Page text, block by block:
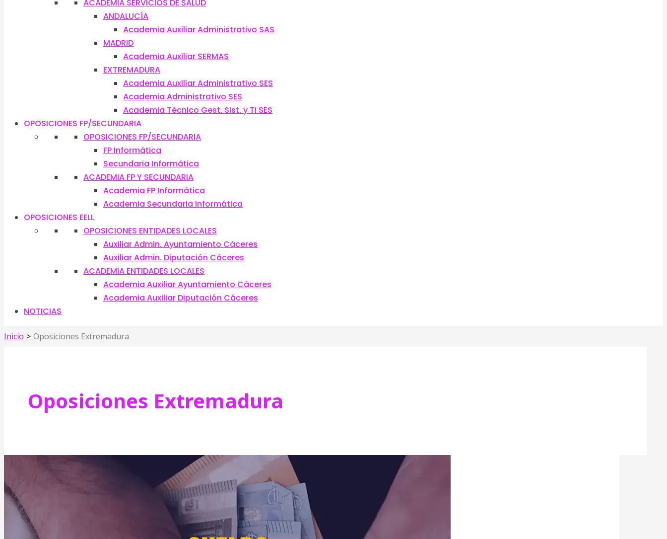
ACADEMIA SERVICIOS DE SALUD
ANDALUCÍA
Academia Auxiliar Administrativo SAS
MADRID
Academia Auxiliar SERMAS
EXTREMADURA
Academia Auxiliar Administrativo SES
Academia Administrativo SES
Academia Técnico Gest. Sist. y TI SES
OPOSICIONES FP/SECUNDARIA
OPOSICIONES FP/SECUNDARIA
FP Informática
Secundaria Informática
ACADEMIA FP Y SECUNDARIA
Academia FP Informática
Academia Secundaria Informática
OPOSICIONES EELL
OPOSICIONES ENTIDADES LOCALES
Auxiliar Admin. Ayuntamiento Cáceres
Auxiliar Admin. Diputación Cáceres
ACADEMIA ENTIDADES LOCALES
Academia Auxiliar Ayuntamiento Cáceres
Academia Auxiliar Diputación Cáceres
NOTICIAS
Inicio Oposiciones Extremadura
Oposiciones Extremadura